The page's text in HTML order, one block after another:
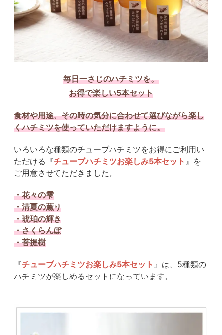
毎日一さじのハチミツを。
お得で楽しい5本セット
食材や用途、その時の気分に合わせて選びながら楽し
くハチミツを使っていただけますように。
いろいろな種類のチューブハチミツをお得にご利用い
ただける『チューブハチミツお楽しみ5本セット 』を
ご用意させてただきました。
・花々の雫
・清夏の薫り
・琥珀の輝き
・さくらんぼ
・菩提樹
『チューブハチミツお楽しみ5本セット 』は、5種類の
ハチミツが楽しめるセットになっています。